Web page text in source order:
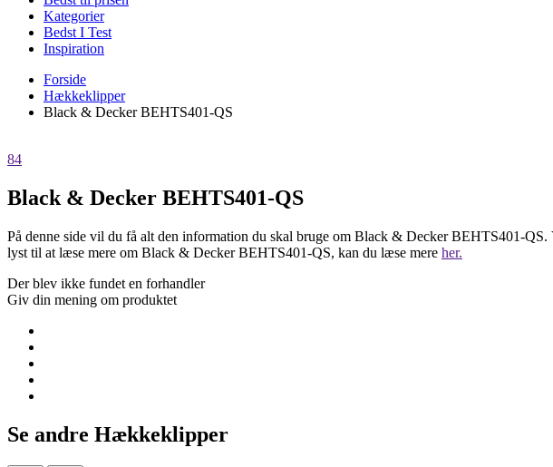
Kategorier
Bedst I Test
Inspiration
Forside
Hækkeklipper
Black & Decker BEHTS401-QS
84
Black & Decker BEHTS401-QS
På denne side vil du få alt den information du skal bruge om Black & Decker BEHTS401-
lyst til at læse mere om Black & Decker BEHTS401-QS, kan du læse mere her.
Der blev ikke fundet en forhandler
Giv din mening om produktet
Se andre Hækkeklipper